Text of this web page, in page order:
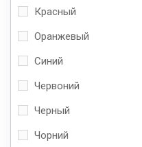
Красный
Оранжевый
Синий
Червоний
Черный
Чорний